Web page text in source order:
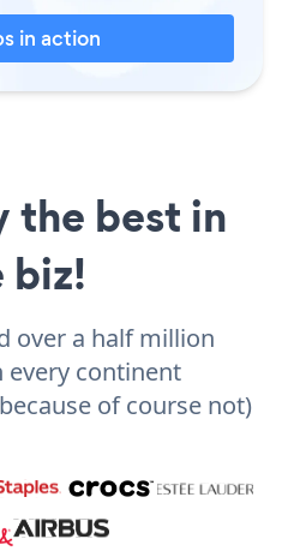
in action
the best in
biz!
over a half million
every continent
of course not)